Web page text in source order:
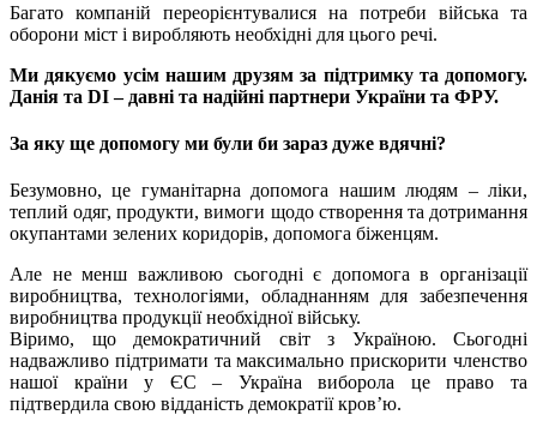
Багато компаній переорієнтувалися на потреби війська та
оборони міст і виробляють необхідні для цього речі.
Ми дякуємо усім нашим друзям за підтримку та допомогу.
Данія та DI – давні та надійні партнери України та ФРУ.
За яку ще допомогу ми були би зараз дуже вдячні?
Безумовно, це гуманітарна допомога нашим людям – ліки,
теплий одяг, продукти, вимоги щодо створення та дотримання
окупантами зелених коридорів, допомога біженцям.
Але не менш важливою сьогодні є допомога в організації
виробництва, технологіями, обладнанням для забезпечення
виробництва продукції необхідної війську.
Віримо, що демократичний світ з Україною. Сьогодні
надважливо підтримати та максимально прискорити членство
нашої країни у ЄС – Україна виборола це право та
підтвердила свою відданість демократії кров’ю.